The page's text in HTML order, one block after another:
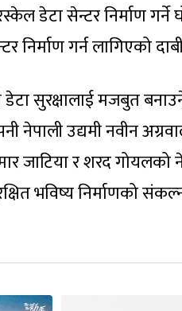
डेटा सेन्टर निर्माण गर्ने
गर्न लागिएको
सुरक्षालाई मजबुत
नेपाली उद्यमी नवीन
जाटिया र शरद गोयलको
भविष्य निर्माणको